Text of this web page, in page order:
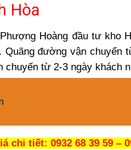
Hòa
Hoàng đầu tư kho
đường vận chuyển
chuyến từ 2-3 ngày khách
chi tiết: 0932 68 39 59–